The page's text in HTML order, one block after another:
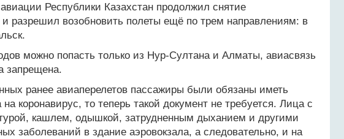
Республики Казахстан продолжил снятие
разрешил возобновить полеты ещё по трем направлениям: в
можно попасть только из Нур-Султана и Алматы, авиасвязь
запрещена.
ранее авиаперелетов пассажиры были обязаны иметь
на коронавирус, то теперь такой документ не требуется. Лица с
кашлем, одышкой, затрудненным дыханием и другими
заболеваний в здание аэровокзала, а следовательно, и на